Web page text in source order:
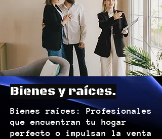
Bienes y raíces.
Bienes raíces: Profesionales
que encuentran tu hogar
perfecto o impulsan la venta